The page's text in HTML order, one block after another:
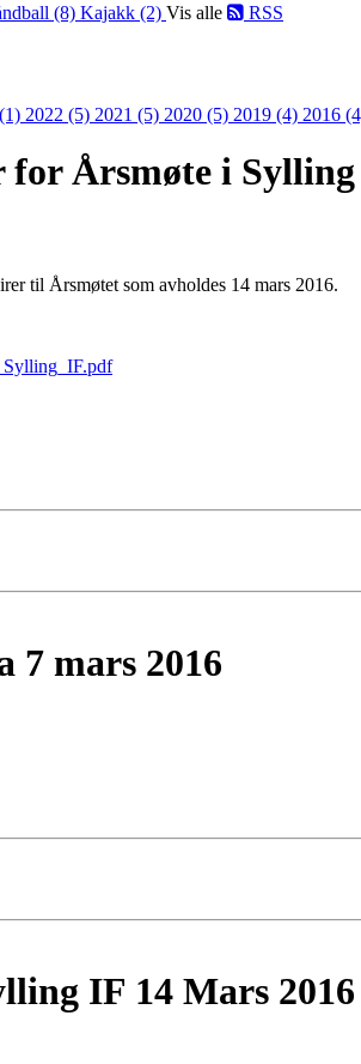
(8) Kajakk (2) Vis alle RSS
2022 (5) 2021 (5) 2020 (5) 2019 (4) 2016
for Årsmøte i
til Årsmøtet som avholdes 14 mars 2016.
7 mars 2016
IF 14 Mars 2016